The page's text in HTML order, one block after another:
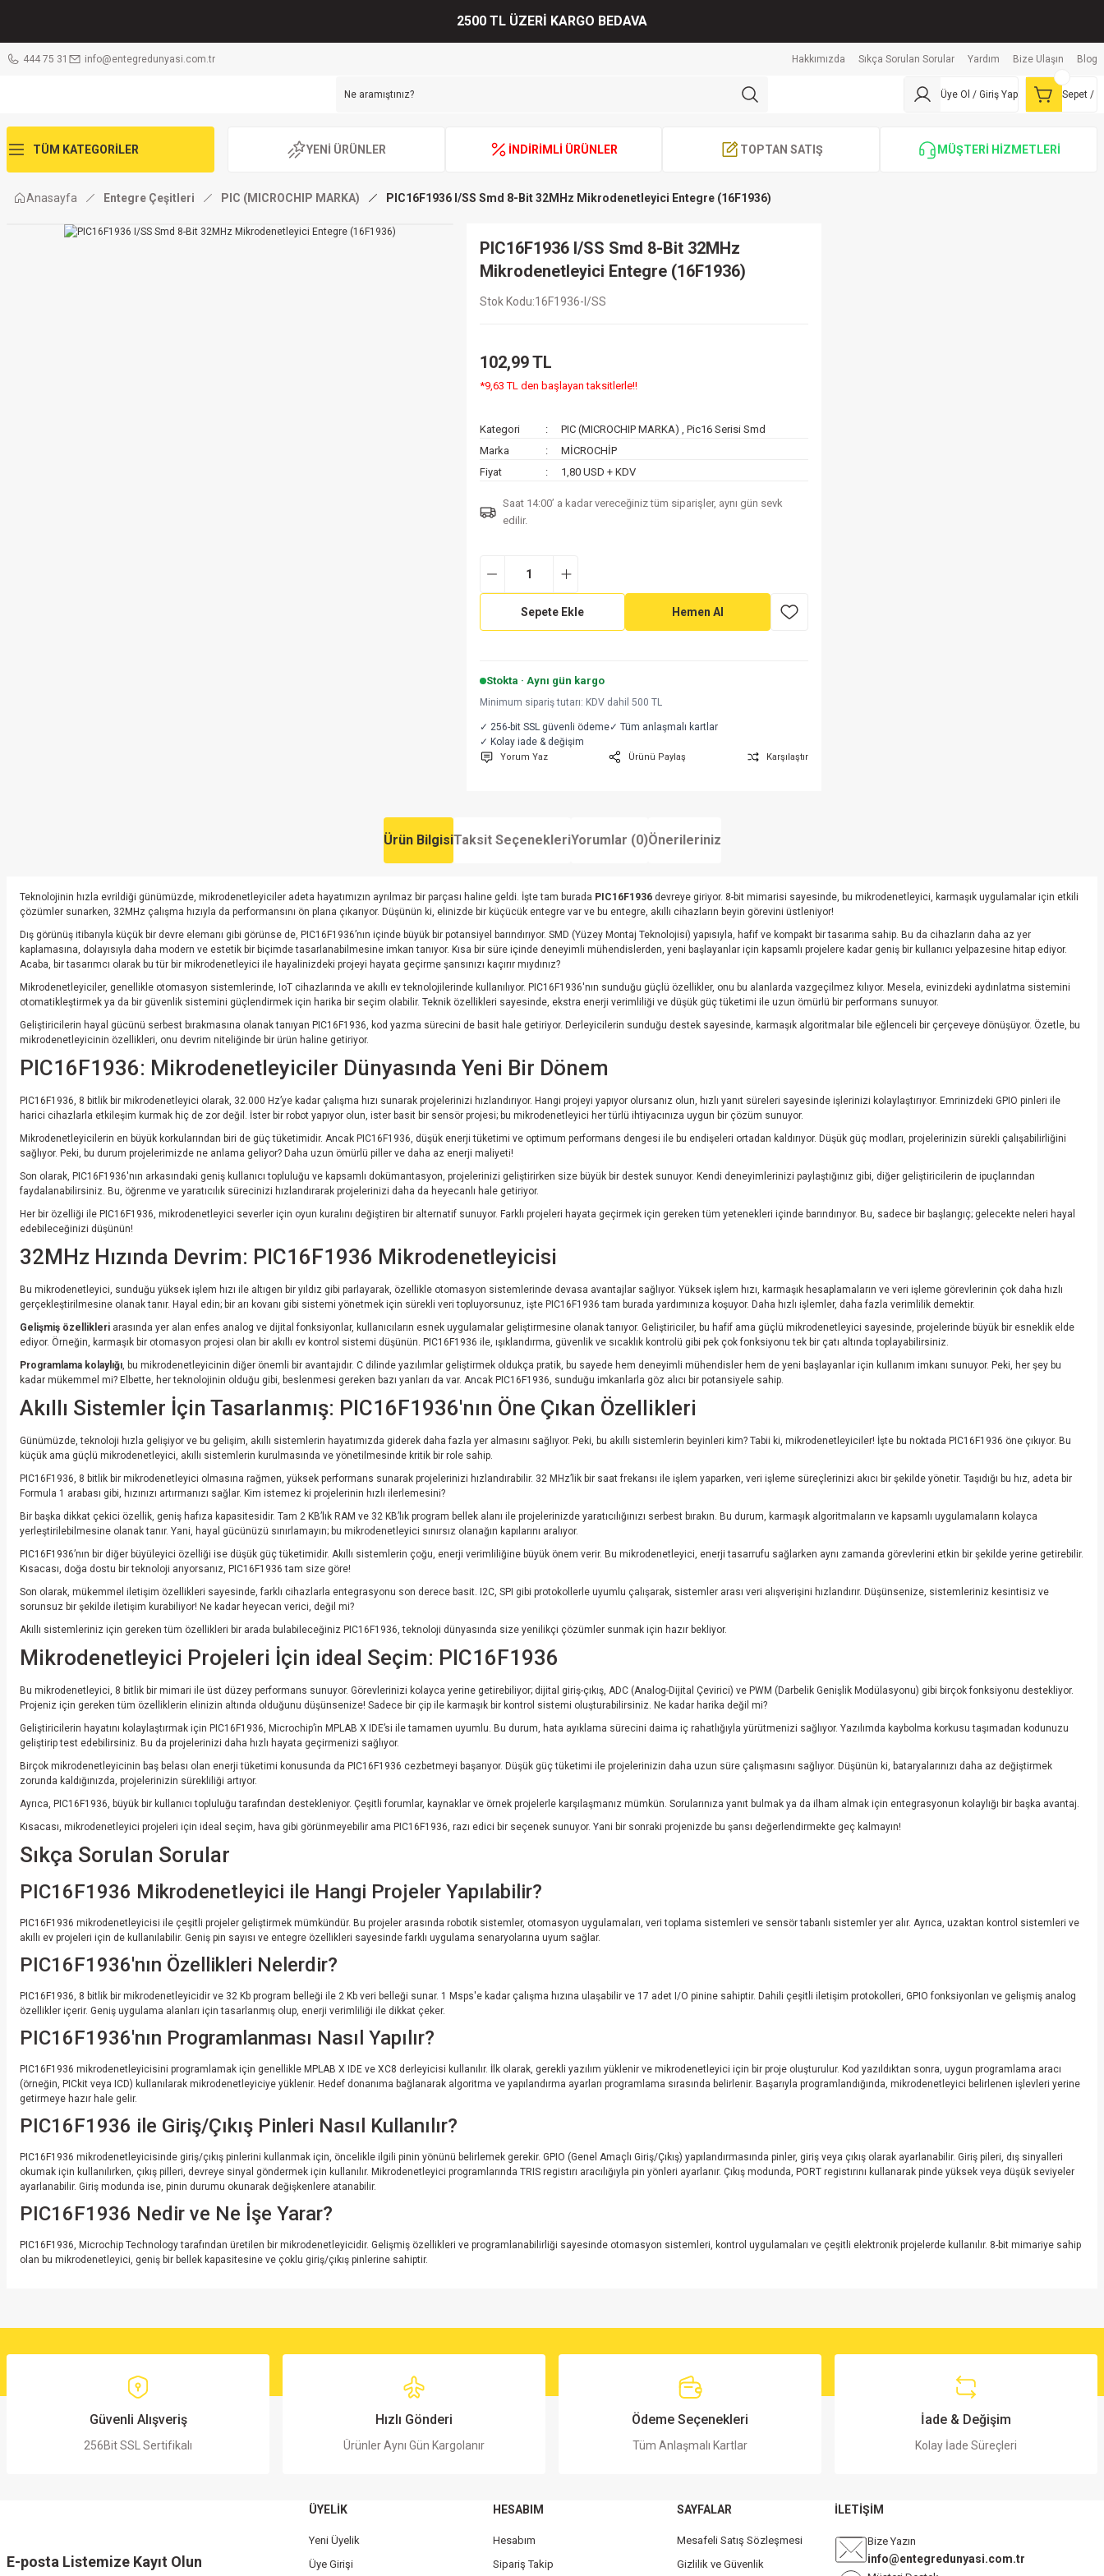
2500 TL ÜZERİ KARGO BEDAVA
444 75 31 info@entegredunyasi.com.tr Hakkımızda Sıkça Sorulan Sorular Yardım Bize Ulaşın Blog
Üye Ol / Giriş Yap Sepet /
TÜM KATEGORİLER YENİ ÜRÜNLER İNDİRİMLİ ÜRÜNLER TOPTAN SATIŞ MÜŞTERİ HİZMETLERİ
Anasayfa Entegre Çeşitleri PIC (MICROCHIP MARKA) PIC16F1936 I/SS Smd 8-Bit 32MHz Mikrodenetleyici Entegre (16F1936)
PIC16F1936 I/SS Smd 8-Bit 32MHz
Mikrodenetleyici Entegre (16F1936)
Stok Kodu 16F1936-I/SS
102,99 TL
*9,63 TL den başlayan taksitlerle!!
Kategori PIC (MICROCHIP MARKA) , Pic16 Serisi Smd
Marka
MİCROCHİP
Fiyat
1,80 USD + KDV
Saat 14:00’ a kadar vereceğiniz tüm siparişler, aynı gün sevk
edilir.
Sepete Ekle Hemen Al
Stokta · Aynı gün kargo
Minimum sipariş tutarı: KDV dahil 500 TL
✓ 256-bit SSL güvenli ödeme✓ Tüm anlaşmalı kartlar
✓ Kolay iade & değişim
Yorum Yaz Ürünü Paylaş Karşılaştır
Ürün BilgisiTaksit SeçenekleriYorumlar (0)Önerileriniz
Teknolojinin hızla evrildiği günümüzde, mikrodenetleyiciler adeta hayatımızın ayrılmaz bir parçası haline geldi. İşte tam burada PIC16F1936 devreye giriyor. 8-bit mimarisi sayesinde, bu mikrodenetleyici, karmaşık uygulamalar için etkili
çözümler sunarken, 32MHz çalışma hızıyla da performansını ön plana çıkarıyor. Düşünün ki, elinizde bir küçücük entegre var ve bu entegre, akıllı cihazların beyin görevini üstleniyor!
Dış görünüş itibarıyla küçük bir devre elemanı gibi görünse de, PIC16F1936’nın içinde büyük bir potansiyel barındırıyor. SMD (Yüzey Montaj Teknolojisi) yapısıyla, hafif ve kompakt bir tasarıma sahip. Bu da cihazların daha az yer
kaplamasına, dolayısıyla daha modern ve estetik bir biçimde tasarlanabilmesine imkan tanıyor. Kısa bir süre içinde deneyimli mühendislerden, yeni başlayanlar için kapsamlı projelere kadar geniş bir kullanıcı yelpazesine hitap ediyor.
Acaba, bir tasarımcı olarak bu tür bir mikrodenetleyici ile hayalinizdeki projeyi hayata geçirme şansınızı kaçırır mıydınız?
Mikrodenetleyiciler, genellikle otomasyon sistemlerinde, IoT cihazlarında ve akıllı ev teknolojilerinde kullanılıyor. PIC16F1936'nın sunduğu güçlü özellikler, onu bu alanlarda vazgeçilmez kılıyor. Mesela, evinizdeki aydınlatma sistemini
otomatikleştirmek ya da bir güvenlik sistemini güçlendirmek için harika bir seçim olabilir. Teknik özellikleri sayesinde, ekstra enerji verimliliği ve düşük güç tüketimi ile uzun ömürlü bir performans sunuyor.
Geliştiricilerin hayal gücünü serbest bırakmasına olanak tanıyan PIC16F1936, kod yazma sürecini de basit hale getiriyor. Derleyicilerin sunduğu destek sayesinde, karmaşık algoritmalar bile eğlenceli bir çerçeveye dönüşüyor. Özetle, bu
mikrodenetleyicinin özellikleri, onu devrim niteliğinde bir ürün haline getiriyor.
PIC16F1936: Mikrodenetleyiciler Dünyasında Yeni Bir Dönem
PIC16F1936, 8 bitlik bir mikrodenetleyici olarak, 32.000 Hz’ye kadar çalışma hızı sunarak projelerinizi hızlandırıyor. Hangi projeyi yapıyor olursanız olun, hızlı yanıt süreleri sayesinde işlerinizi kolaylaştırıyor. Emrinizdeki GPIO pinleri ile
harici cihazlarla etkileşim kurmak hiç de zor değil. İster bir robot yapıyor olun, ister basit bir sensör projesi; bu mikrodenetleyici her türlü ihtiyacınıza uygun bir çözüm sunuyor.
Mikrodenetleyicilerin en büyük korkularından biri de güç tüketimidir. Ancak PIC16F1936, düşük enerji tüketimi ve optimum performans dengesi ile bu endişeleri ortadan kaldırıyor. Düşük güç modları, projelerinizin sürekli çalışabilirliğini
sağlıyor. Peki, bu durum projelerimizde ne anlama geliyor? Daha uzun ömürlü piller ve daha az enerji maliyeti!
Son olarak, PIC16F1936'nın arkasındaki geniş kullanıcı topluluğu ve kapsamlı dokümantasyon, projelerinizi geliştirirken size büyük bir destek sunuyor. Kendi deneyimlerinizi paylaştığınız gibi, diğer geliştiricilerin de ipuçlarından
faydalanabilirsiniz. Bu, öğrenme ve yaratıcılık sürecinizi hızlandırarak projelerinizi daha da heyecanlı hale getiriyor.
Her bir özelliği ile PIC16F1936, mikrodenetleyici severler için oyun kuralını değiştiren bir alternatif sunuyor. Farklı projeleri hayata geçirmek için gereken tüm yetenekleri içinde barındırıyor. Bu, sadece bir başlangıç; gelecekte neleri hayal
edebileceğinizi düşünün!
32MHz Hızında Devrim: PIC16F1936 Mikrodenetleyicisi
Bu mikrodenetleyici, sunduğu yüksek işlem hızı ile altıgen bir yıldız gibi parlayarak, özellikle otomasyon sistemlerinde devasa avantajlar sağlıyor. Yüksek işlem hızı, karmaşık hesaplamaların ve veri işleme görevlerinin çok daha hızlı
gerçekleştirilmesine olanak tanır. Hayal edin; bir arı kovanı gibi sistemi yönetmek için sürekli veri topluyorsunuz, işte PIC16F1936 tam burada yardımınıza koşuyor. Daha hızlı işlemler, daha fazla verimlilik demektir.
Gelişmiş özellikleri arasında yer alan enfes analog ve dijital fonksiyonlar, kullanıcıların esnek uygulamalar geliştirmesine olanak tanıyor. Geliştiriciler, bu hafif ama güçlü mikrodenetleyici sayesinde, projelerinde büyük bir esneklik elde
ediyor. Örneğin, karmaşık bir otomasyon projesi olan bir akıllı ev kontrol sistemi düşünün. PIC16F1936 ile, ışıklandırma, güvenlik ve sıcaklık kontrolü gibi pek çok fonksiyonu tek bir çatı altında toplayabilirsiniz.
Programlama kolaylığı, bu mikrodenetleyicinin diğer önemli bir avantajıdır. C dilinde yazılımlar geliştirmek oldukça pratik, bu sayede hem deneyimli mühendisler hem de yeni başlayanlar için kullanım imkanı sunuyor. Peki, her şey bu
kadar mükemmel mi? Elbette, her teknolojinin olduğu gibi, beslenmesi gereken bazı yanları da var. Ancak PIC16F1936, sunduğu imkanlarla göz alıcı bir potansiyele sahip.
Akıllı Sistemler İçin Tasarlanmış: PIC16F1936'nın Öne Çıkan Özellikleri
Günümüzde, teknoloji hızla gelişiyor ve bu gelişim, akıllı sistemlerin hayatımızda giderek daha fazla yer almasını sağlıyor. Peki, bu akıllı sistemlerin beyinleri kim? Tabii ki, mikrodenetleyiciler! İşte bu noktada PIC16F1936 öne çıkıyor. Bu
küçük ama güçlü mikrodenetleyici, akıllı sistemlerin kurulmasında ve yönetilmesinde kritik bir role sahip.
PIC16F1936, 8 bitlik bir mikrodenetleyici olmasına rağmen, yüksek performans sunarak projelerinizi hızlandırabilir. 32 MHz’lik bir saat frekansı ile işlem yaparken, veri işleme süreçlerinizi akıcı bir şekilde yönetir. Taşıdığı bu hız, adeta bir
Formula 1 arabası gibi, hızınızı artırmanızı sağlar. Kim istemez ki projelerinin hızlı ilerlemesini?
Bir başka dikkat çekici özellik, geniş hafıza kapasitesidir. Tam 2 KB’lık RAM ve 32 KB’lık program bellek alanı ile projelerinizde yaratıcılığınızı serbest bırakın. Bu durum, karmaşık algoritmaların ve kapsamlı uygulamaların kolayca
yerleştirilebilmesine olanak tanır. Yani, hayal gücünüzü sınırlamayın; bu mikrodenetleyici sınırsız olanağın kapılarını aralıyor.
PIC16F1936’nın bir diğer büyüleyici özelliği ise düşük güç tüketimidir. Akıllı sistemlerin çoğu, enerji verimliliğine büyük önem verir. Bu mikrodenetleyici, enerji tasarrufu sağlarken aynı zamanda görevlerini etkin bir şekilde yerine getirebilir.
Kısacası, doğa dostu bir teknoloji arıyorsanız, PIC16F1936 tam size göre!
Son olarak, mükemmel iletişim özellikleri sayesinde, farklı cihazlarla entegrasyonu son derece basit. I2C, SPI gibi protokollerle uyumlu çalışarak, sistemler arası veri alışverişini hızlandırır. Düşünsenize, sistemleriniz kesintisiz ve
sorunsuz bir şekilde iletişim kurabiliyor! Ne kadar heyecan verici, değil mi?
Akıllı sistemleriniz için gereken tüm özellikleri bir arada bulabileceğiniz PIC16F1936, teknoloji dünyasında size yenilikçi çözümler sunmak için hazır bekliyor.
Mikrodenetleyici Projeleri İçin ideal Seçim: PIC16F1936
Bu mikrodenetleyici, 8 bitlik bir mimari ile üst düzey performans sunuyor. Görevlerinizi kolayca yerine getirebiliyor; dijital giriş-çıkış, ADC (Analog-Dijital Çevirici) ve PWM (Darbelik Genişlik Modülasyonu) gibi birçok fonksiyonu destekliyor.
Projeniz için gereken tüm özelliklerin elinizin altında olduğunu düşünsenize! Sadece bir çip ile karmaşık bir kontrol sistemi oluşturabilirsiniz. Ne kadar harika değil mi?
Geliştiricilerin hayatını kolaylaştırmak için PIC16F1936, Microchip’in MPLAB X IDE’si ile tamamen uyumlu. Bu durum, hata ayıklama sürecini daima iç rahatlığıyla yürütmenizi sağlıyor. Yazılımda kaybolma korkusu taşımadan kodunuzu
geliştirip test edebilirsiniz. Bu da projelerinizi daha hızlı hayata geçirmenizi sağlıyor.
Birçok mikrodenetleyicinin baş belası olan enerji tüketimi konusunda da PIC16F1936 cezbetmeyi başarıyor. Düşük güç tüketimi ile projelerinizin daha uzun süre çalışmasını sağlıyor. Düşünün ki, bataryalarınızı daha az değiştirmek
zorunda kaldığınızda, projelerinizin sürekliliği artıyor.
Ayrıca, PIC16F1936, büyük bir kullanıcı topluluğu tarafından destekleniyor. Çeşitli forumlar, kaynaklar ve örnek projelerle karşılaşmanız mümkün. Sorularınıza yanıt bulmak ya da ilham almak için entegrasyonun kolaylığı bir başka avantaj.
Kısacası, mikrodenetleyici projeleri için ideal seçim, hava gibi görünmeyebilir ama PIC16F1936, razı edici bir seçenek sunuyor. Yani bir sonraki projenizde bu şansı değerlendirmekte geç kalmayın!
Sıkça Sorulan Sorular
PIC16F1936 Mikrodenetleyici ile Hangi Projeler Yapılabilir?
PIC16F1936 mikrodenetleyicisi ile çeşitli projeler geliştirmek mümkündür. Bu projeler arasında robotik sistemler, otomasyon uygulamaları, veri toplama sistemleri ve sensör tabanlı sistemler yer alır. Ayrıca, uzaktan kontrol sistemleri ve
akıllı ev projeleri için de kullanılabilir. Geniş pin sayısı ve entegre özellikleri sayesinde farklı uygulama senaryolarına uyum sağlar.
PIC16F1936'nın Özellikleri Nelerdir?
PIC16F1936, 8 bitlik bir mikrodenetleyicidir ve 32 Kb program belleği ile 2 Kb veri belleği sunar. 1 Msps'e kadar çalışma hızına ulaşabilir ve 17 adet I/O pinine sahiptir. Dahili çeşitli iletişim protokolleri, GPIO fonksiyonları ve gelişmiş analog
özellikler içerir. Geniş uygulama alanları için tasarlanmış olup, enerji verimliliği ile dikkat çeker.
PIC16F1936'nın Programlanması Nasıl Yapılır?
PIC16F1936 mikrodenetleyicisini programlamak için genellikle MPLAB X IDE ve XC8 derleyicisi kullanılır. İlk olarak, gerekli yazılım yüklenir ve mikrodenetleyici için bir proje oluşturulur. Kod yazıldıktan sonra, uygun programlama aracı
(örneğin, PICkit veya ICD) kullanılarak mikrodenetleyiciye yüklenir. Hedef donanıma bağlanarak algoritma ve yapılandırma ayarları programlama sırasında belirlenir. Başarıyla programlandığında, mikrodenetleyici belirlenen işlevleri yerine
getirmeye hazır hale gelir.
PIC16F1936 ile Giriş/Çıkış Pinleri Nasıl Kullanılır?
PIC16F1936 mikrodenetleyicisinde giriş/çıkış pinlerini kullanmak için, öncelikle ilgili pinin yönünü belirlemek gerekir. GPIO (Genel Amaçlı Giriş/Çıkış) yapılandırmasında pinler, giriş veya çıkış olarak ayarlanabilir. Giriş pileri, dış sinyalleri
okumak için kullanılırken, çıkış pilleri, devreye sinyal göndermek için kullanılır. Mikrodenetleyici programlarında TRIS registırı aracılığıyla pin yönleri ayarlanır. Çıkış modunda, PORT registırını kullanarak pinde yüksek veya düşük seviyeler
ayarlanabilir. Giriş modunda ise, pinin durumu okunarak değişkenlere atanabilir.
PIC16F1936 Nedir ve Ne İşe Yarar?
PIC16F1936, Microchip Technology tarafından üretilen bir mikrodenetleyicidir. Gelişmiş özellikleri ve programlanabilirliği sayesinde otomasyon sistemleri, kontrol uygulamaları ve çeşitli elektronik projelerde kullanılır. 8-bit mimariye sahip
olan bu mikrodenetleyici, geniş bir bellek kapasitesine ve çoklu giriş/çıkış pinlerine sahiptir.
Görüş ve önerileriniz için teşekkür ederiz.
Ürün açıklamasında eksik bilgiler bulunuyor.
Ürün bilgilerinde hatalar bulunuyor.
Gönder
Güvenli Alışveriş
256Bit SSL Sertifikalı
Hızlı Gönderi
Ürünler Aynı Gün Kargolanır
Ödeme Seçenekleri
Tüm Anlaşmalı Kartlar
İade & Değişim
Kolay İade Süreçleri
E-posta Listemize Kayıt Olun
ÜYELİK
Yeni Üyelik
Üye Girişi
HESABIM
Hesabım
Sipariş Takip
SAYFALAR
Mesafeli Satış Sözleşmesi
Gizlilik ve Güvenlik
İLETİŞİM
Bize Yazın
info@entegredunyasi.com.tr